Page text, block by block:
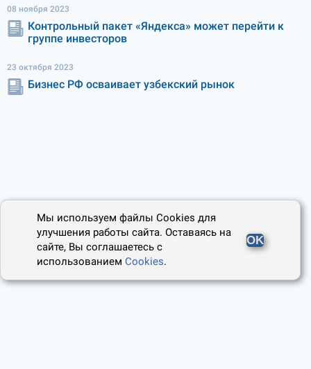
08 ноября 2023
Контрольный пакет «Яндекса» может перейти к
группе инвесторов
23 октября 2023
Бизнес РФ осваивает узбекский рынок
Мы используем файлы Cookies для
улучшения работы сайта. Оставаясь на
сайте, Вы соглашаетесь с
использованиемCookies.
OK